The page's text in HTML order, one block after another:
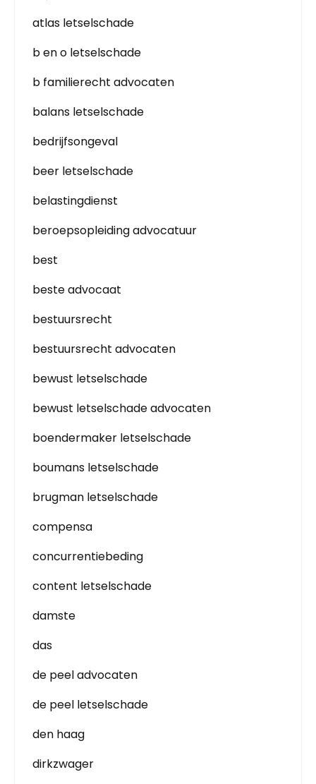
atlas letselschade
b en o letselschade
b familierecht advocaten
balans letselschade
bedrijfsongeval
beer letselschade
belastingdienst
beroepsopleiding advocatuur
best
beste advocaat
bestuursrecht
bestuursrecht advocaten
bewust letselschade
bewust letselschade advocaten
boendermaker letselschade
boumans letselschade
brugman letselschade
compensa
concurrentiebeding
content letselschade
damste
das
de peel advocaten
de peel letselschade
den haag
dirkzwager